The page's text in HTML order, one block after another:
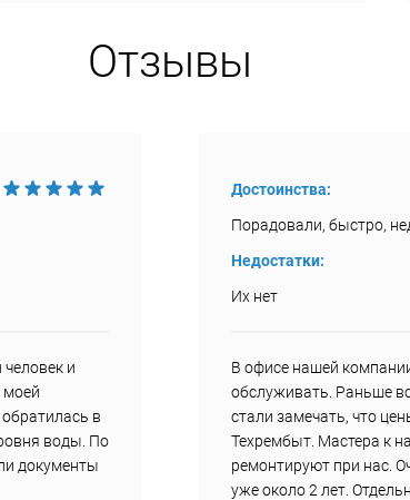
Отзывы
и
моей
в
воды. По
документы
Достоинства:
Порадовали, быстро,
Недостатки:
Их нет
В офисе нашей
обслуживать. Раньше
стали замечать, что
Техрембыт. Мастера к
ремонтируют при нас.
уже около 2 лет.